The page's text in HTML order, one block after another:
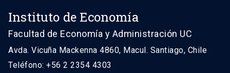
Instituto de Economía
Facultad de Economía y Administración UC
Avda. Vicuña Mackenna 4860, Macul. Santiago, Chile
Teléfono: +56 2 2354 4303